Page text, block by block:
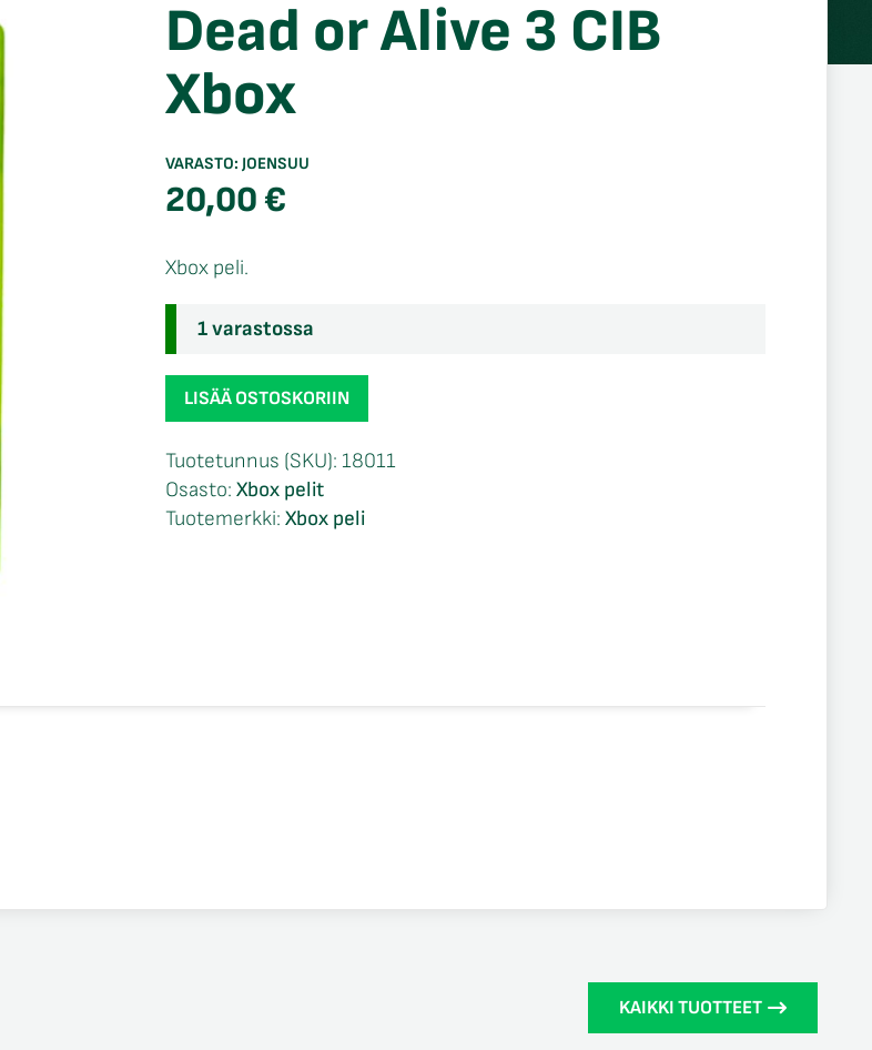
Dead or Alive 3 CIB
Xbox
VARASTO: JOENSUU
20,00€
Xbox peli.
1 varastossa
Dead
or
3
CIB
Xbox
LISÄÄ OSTOSKORIIN
Tuotetunnus (SKU): 18011
Osasto: Xbox pelit
Tuotemerkki: Xbox peli
KAIKKI TUOTTEET